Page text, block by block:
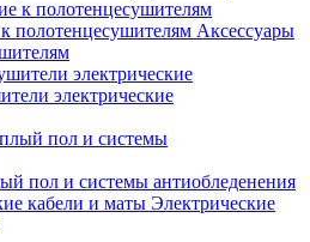
к полотенцесушителям
Аксессуары
электрические
пол и системы антиобледенения
Электрические